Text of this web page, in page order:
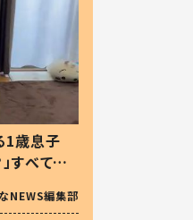
1歳息子
すべてを
ら許
なNEWS編集部